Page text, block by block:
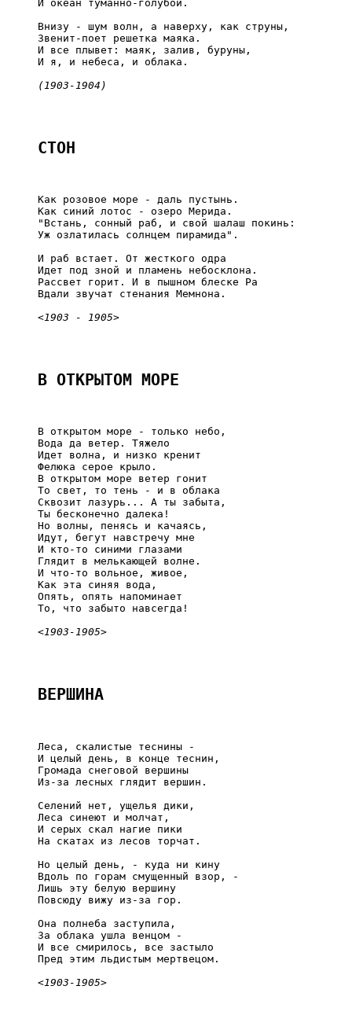
     И океан туманно-голубой.
     Внизу - шум волн, а наверху, как струны,
     Звенит-поет решетка маяка.
     И все плывет: маяк, залив, буруны,
     И я, и небеса, и облака.
(1903-1904)
СТОН
     Как розовое море - даль пустынь.
     Как синий лотос - озеро Мерида.
     "Встань, сонный раб, и свой шалаш покинь:
     Уж озлатилась солнцем пирамида".
     И раб встает. От жесткого одра
     Идет под зной и пламень небосклона.
     Рассвет горит. И в пышном блеске Ра
     Вдали звучат стенания Мемнона.
<1903 - 1905>
В ОТКРЫТОМ МОРЕ
     В открытом море - только небо,
     Вода да ветер. Тяжело
     Идет волна, и низко кренит
     Фелюка серое крыло.
     В открытом море ветер гонит
     То свет, то тень - и в облака
     Сквозит лазурь... А ты забыта,
     Ты бесконечно далека!
     Но волны, пенясь и качаясь,
     Идут, бегут навстречу мне
     И кто-то синими глазами
     Глядит в мелькающей волне.
     И что-то вольное, живое,
     Как эта синяя вода,
     Опять, опять напоминает
     То, что забыто навсегда!
<1903-1905>
ВЕРШИНА
     Леса, скалистые теснины -
     И целый день, в конце теснин,
     Громада снеговой вершины
     Из-за лесных глядит вершин.
     Селений нет, ущелья дики,
     Леса синеют и молчат,
     И серых скал нагие пики
     На скатах из лесов торчат.
     Но целый день, - куда ни кину
     Вдоль по горам смущенный взор, -
     Лишь эту белую вершину
     Повсюду вижу из-за гор.
     Она полнеба заступила,
     За облака ушла венцом -
     И все смирилось, все застыло
     Пред этим льдистым мертвецом.
<1903-1905>